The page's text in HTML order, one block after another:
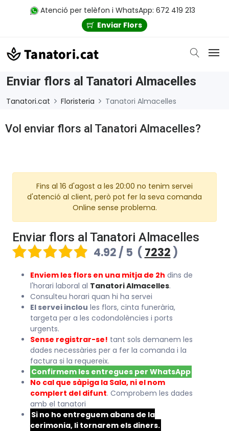
Atenció per telèfon i WhatsApp: 672 419 213
Enviar Flors
Enviar flors al Tanatori Almacelles
Tanatori.cat Floristeria Tanatori Almacelles
Vol enviar flors al Tanatori Almacelles?
Fins al 16 d'agost a les 20:00 no tenim servei
d'atenció al client, però pot fer la seva comanda
Online sense problema.
Enviar flors al Tanatori Almacelles
4.92 / 5 ( 7232 )
Enviem les flors en una mitja de 2h dins de
l'horari laboral al Tanatori Almacelles.
Consulteu horari quan hi ha servei
El servei inclou les flors, cinta funerària,
targeta per a les codondolències i ports
urgents.
Sense registrar-se! tant sols demanem les
dades necessàries per a fer la comanda i la
factura si la requereix.
Confirmem les entregues per WhatsApp
No cal que sàpiga la Sala, ni el nom
complert del difunt. Comprobem les dades
amb el tanatori
Si no ho entreguem abans de la
cerimonia, li tornarem els diners.